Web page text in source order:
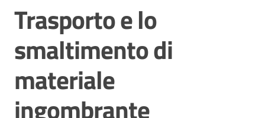
Stazioni
appaltanti
Contatti
Salta al contenuto
Trasporto e lo
smaltimento di
materiale
ingombrante